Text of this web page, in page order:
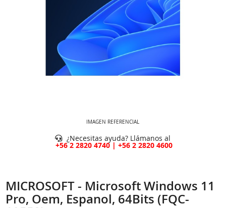
IMAGEN REFERENCIAL
¿Necesitas ayuda? Llámanos al
+56 2 2820 4740 | +56 2 2820 4600
MICROSOFT - Microsoft Windows 11
Pro, Oem, Espanol, 64Bits (FQC-